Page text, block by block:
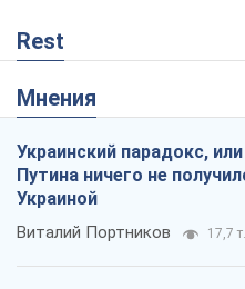
Rest
Мнения
Украинский парадокс,
Путина ничего не
Украиной
Виталий Портников 17,7 т.